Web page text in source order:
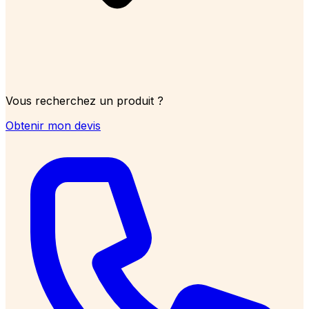
Vous recherchez un produit ?
Obtenir mon devis